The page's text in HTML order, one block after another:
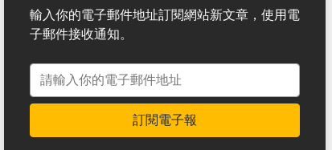
輸入你的電子郵件地址訂閱網站新文章，使用電
子郵件接收通知。
電子郵件地址
訂閱電子報